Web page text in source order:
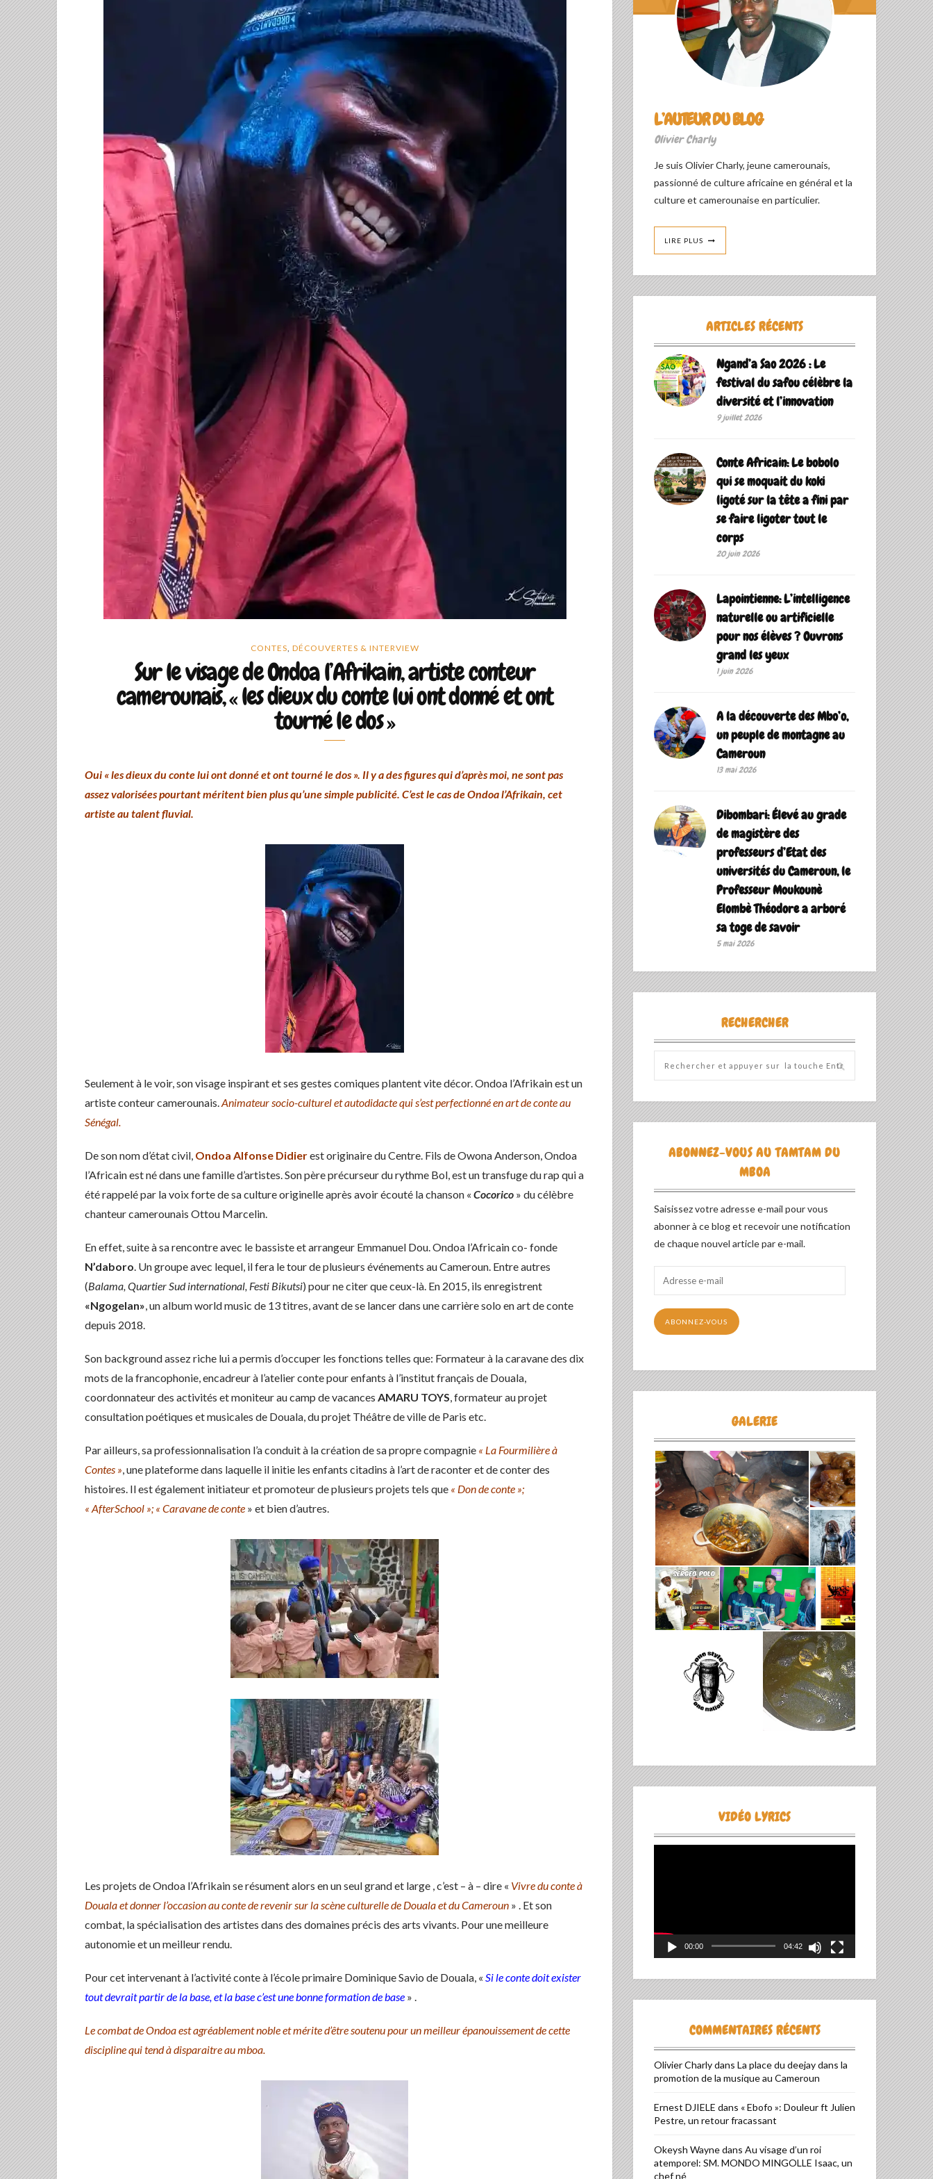
CONTES, DÉCOUVERTES & INTERVIEW
Sur le visage de Ondoa l’Afrikain, artiste conteur
camerounais, « les dieux du conte lui ont donné et ont
tourné le dos »
Oui « les dieux du conte lui ont donné et ont tourné le dos ». Il y a des figures qui d’après moi, ne sont pas
assez valorisées pourtant méritent bien plus qu’une simple publicité. C’est le cas de Ondoa l’Afrikain, cet
artiste au talent fluvial.
Seulement à le voir, son visage inspirant et ses gestes comiques plantent vite décor. Ondoa l’Afrikain est un
artiste conteur camerounais.Animateur socio-culturel et autodidacte qui s’est perfectionné en art de conte au
Sénégal.
De son nom d’état civil, Ondoa Alfonse Didierest originaire du Centre. Fils de Owona Anderson, Ondoa
l’Africain est né dans une famille d’artistes. Son père précurseur du rythme Bol, est un transfuge du rap qui a
été rappelé par la voix forte de sa culture originelle après avoir écouté la chanson « Cocorico » du célèbre
chanteur camerounais Ottou Marcelin.
En effet, suite à sa rencontre avec le bassiste et arrangeur Emmanuel Dou. Ondoa l’Africain co- fonde
N’daboro. Un groupe avec lequel, il fera le tour de plusieurs événements au Cameroun. Entre autres
(Balama, Quartier Sud international, Festi Bikutsi) pour ne citer que ceux-là. En 2015, ils enregistrent
«Ngogelan», un album world music de 13 titres, avant de se lancer dans une carrière solo en art de conte
depuis 2018.
Son background assez riche lui a permis d’occuper les fonctions telles que: Formateur à la caravane des dix
mots de la francophonie, encadreur à l’atelier conte pour enfants à l’institut français de Douala,
coordonnateur des activités et moniteur au camp de vacances AMARU TOYS, formateur au projet
consultation poétiques et musicales de Douala, du projet Théâtre de ville de Paris etc.
Par ailleurs, sa professionnalisation l’a conduit à la création de sa propre compagnie « La Fourmilière à
Contes », une plateforme dans laquelle il initie les enfants citadins à l’art de raconter et de conter des
histoires. Il est également initiateur et promoteur de plusieurs projets tels que « Don de conte »;
« AfterSchool »; « Caravanede conte » et bien d’autres.
Les projets de Ondoa l’Afrikain se résument alors en un seul grand et large , c’est – à – dire « Vivre du conte à
Douala et donner l’occasion au conte de revenir sur la scène culturelle de Douala et du Cameroun » . Et son
combat, la spécialisation des artistes dans des domaines précis des arts vivants. Pour une meilleure
autonomie et un meilleur rendu.
Pour cet intervenant à l’activité conte à l’école primaire Dominique Savio de Douala, « Si le conte doit exister
tout devrait partir de la base, et la base c’est une bonne formation de base » .
Le combat de Ondoa est agréablement noble et mérite d’être soutenu pour un meilleur épanouissement de cette
discipline qui tend à disparaitre au mboa.
L’AUTEUR DU BLOG
Olivier Charly
Je suis Olivier Charly, jeune camerounais,
passionné de culture africaine en général et la
culture et camerounaise en particulier.
LIRE PLUS
ARTICLES RÉCENTS
Ngand’a Sao 2026 : Le
festival du safou célèbre la
diversité et l’innovation
9 juillet 2026
Conte Africain: Le bobolo
qui se moquait du koki
ligoté sur la tête a fini par
se faire ligoter tout le
corps
20 juin 2026
Lapointienne: L’intelligence
naturelle ou artificielle
pour nos élèves ? Ouvrons
grand les yeux
1 juin 2026
A la découverte des Mbo’o,
un peuple de montagne au
Cameroun
13 mai 2026
Dibombari: Élevé au grade
de magistère des
professeurs d’Etat des
universités du Cameroun, le
Professeur Moukounè
Elombè Théodore a arboré
sa toge de savoir ‎
5 mai 2026
RECHERCHER
ABONNEZ-VOUS AU TAMTAM DU
MBOA
Saisissez votre adresse e-mail pour vous
abonner à ce blog et recevoir une notification
de chaque nouvel article par e-mail.
mail
ABONNEZ-VOUS
GALERIE
VIDÉO LYRICS
00:00 04:42
COMMENTAIRES RÉCENTS
Olivier Charlydans La place du deejay dans la
promotion de la musique au Cameroun
Ernest DJIELE dans « Ebofo »: Douleur ft Julien
Pestre, un retour fracassant
Okeysh Waynedans Au visage d’un roi
atemporel: SM. MONDO MINGOLLE Isaac, un
chef né